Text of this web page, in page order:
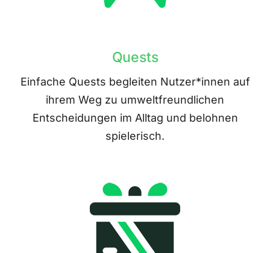
Quests
Einfache Quests begleiten Nutzer*innen auf
ihrem Weg zu umweltfreundlichen
Entscheidungen im Alltag und belohnen
spielerisch.